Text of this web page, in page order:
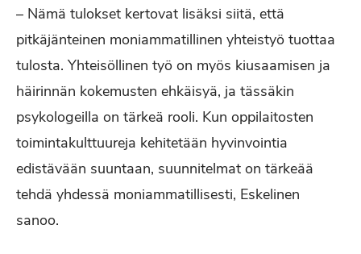
– Nämä tulokset kertovat lisäksi siitä, että
pitkäjänteinen moniammatillinen yhteistyö tuottaa
tulosta. Yhteisöllinen työ on myös kiusaamisen ja
häirinnän kokemusten ehkäisyä, ja tässäkin
psykologeilla on tärkeä rooli. Kun oppilaitosten
toimintakulttuureja kehitetään hyvinvointia
edistävään suuntaan, suunnitelmat on tärkeää
tehdä yhdessä moniammatillisesti, Eskelinen
sanoo.